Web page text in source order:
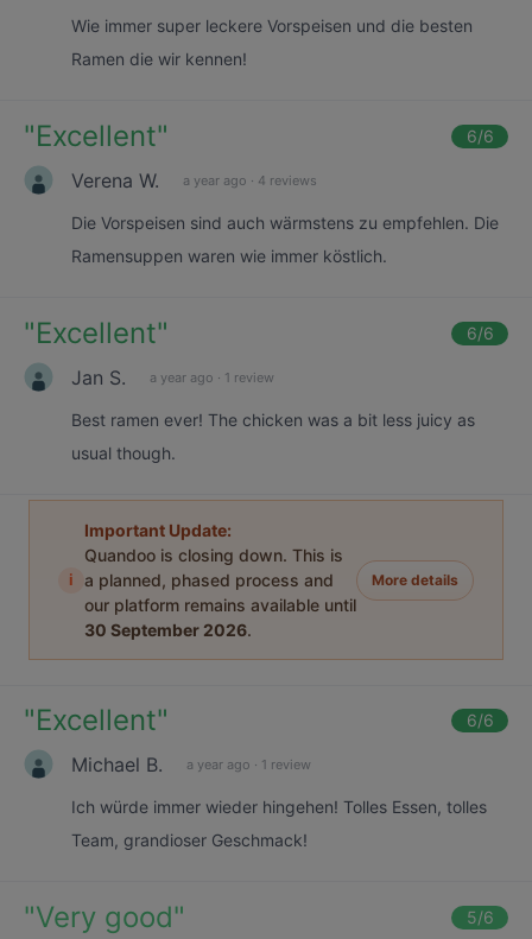
Wie immer super leckere Vorspeisen und die besten
Ramen die wir kennen!
"Excellent" 6/6
Verena W. a year ago · 4 reviews
Die Vorspeisen sind auch wärmstens zu empfehlen. Die
Ramensuppen waren wie immer köstlich.
"Excellent" 6/6
Jan S. a year ago · 1 review
Best ramen ever! The chicken was a bit less juicy as
usual though.
i
Important Update:
Quandoo is closing down. This is
a planned, phased process and
our platform remains available until
30 September 2026.
More details
"Excellent" 6/6
Michael B. a year ago · 1 review
Ich würde immer wieder hingehen! Tolles Essen, tolles
Team, grandioser Geschmack!
"Very good" 5/6